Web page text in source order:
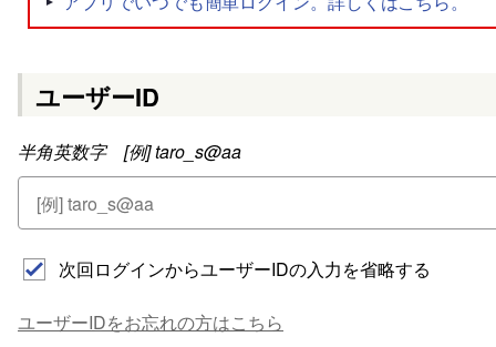
ユーザーID
半角英数字 [例] taro_s@aa
次回ログインからユーザーIDの入力を省略する
ユーザーIDをお忘れの方はこちら